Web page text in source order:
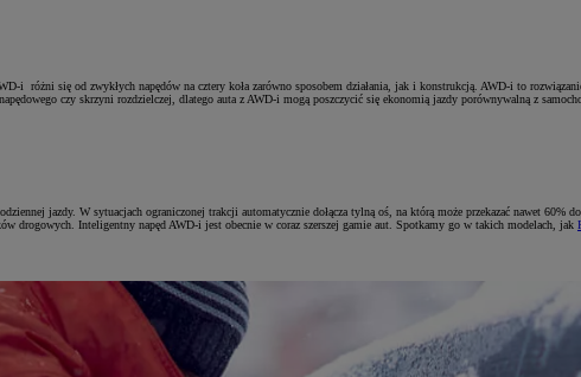
i różni się od zwykłych napędów na cztery koła zarówno sposobem działania, jak i konstrukcją. AWD-i to
czy skrzyni rozdzielczej, dlatego auta z AWD-i mogą poszczycić się ekonomią jazdy porównywalną z
jazdy. W sytuacjach ograniczonej trakcji automatycznie dołącza tylną oś, na którą może przekazać nawet
drogowych. Inteligentny napęd AWD-i jest obecnie w coraz szerszej gamie aut. Spotkamy go w takich modelach, jak